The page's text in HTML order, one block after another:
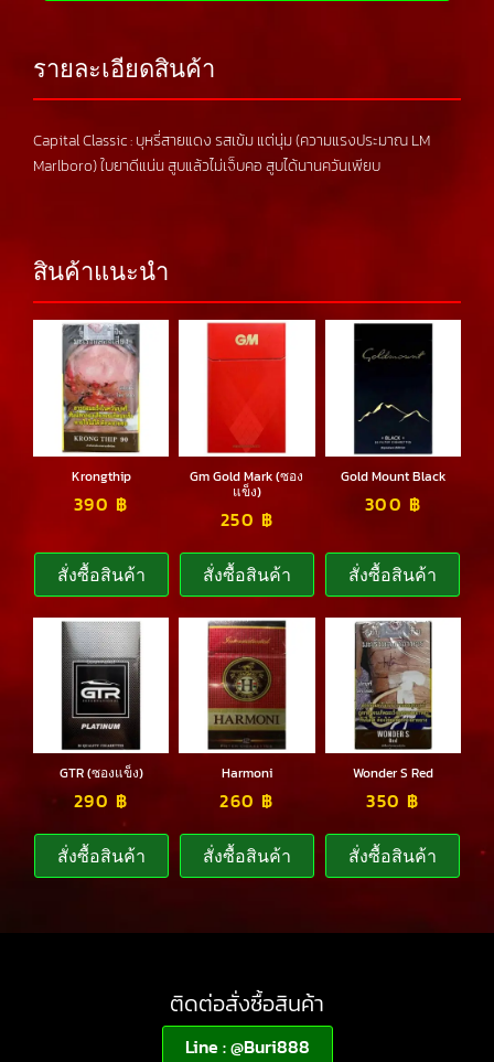
รายละเอียดสินค้า
Capital Classic : บุหรี่สายแดง รสเข้ม แต่นุ่ม (ความแรงประมาณ LM
Marlboro) ใบยาดีแน่น สูบแล้วไม่เจ็บคอ สูบได้นานควันเพียบ
สินค้าแนะนำ
Krongthip
390 ฿
สั่งซื้อสินค้า
Gm Gold Mark (ซอง
แข็ง)
250 ฿
สั่งซื้อสินค้า
Gold Mount Black
300 ฿
สั่งซื้อสินค้า
GTR (ซองแข็ง)
290 ฿
สั่งซื้อสินค้า
Harmoni
260 ฿
สั่งซื้อสินค้า
Wonder S Red
350 ฿
สั่งซื้อสินค้า
ติดต่อสั่งซื้อสินค้า
Line : @Buri888